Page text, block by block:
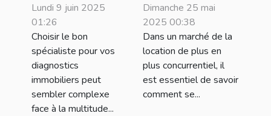
spécialiste
pour vos
diagnostics
immobiliers
Lundi 9 juin 2025
01:26
Choisir le bon
spécialiste pour vos
diagnostics
immobiliers peut
sembler complexe
face à la multitude...
améliorer la
visibilité de
votre annonce
de location
Dimanche 25 mai
2025 00:38
Dans un marché de la
location de plus en
plus concurrentiel, il
est essentiel de savoir
comment se...